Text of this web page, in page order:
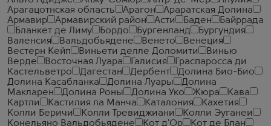
Арагацотнская область
Арагон
Араратская Долина
Армавир
Армавирский район Асти Баден
Байррада
Бланкет де Лиму
Бордо Бургенланд
Бургундия
Валенсия
Вальдобьядене Венето
Венеция
Вестерн Кейп
Виньети делле Доломити
Винью
Верде
Восточная Луара Галисия
Граспаросса ди
Кастельветро
Дагестан Дербент
Долина Био-Био
Долина Касабланка
Долина Луары
Долина
Макларен
Долина Роны Долина Уко Жюра
Кава
Картли
Кастилия ла Манча Каталония
Кахетия
Колли Беричи
Колли Тревиджиани
Колли Эуганеи
Конельяно Вальдобьядене
Кот д'Ор
Кот де Блан